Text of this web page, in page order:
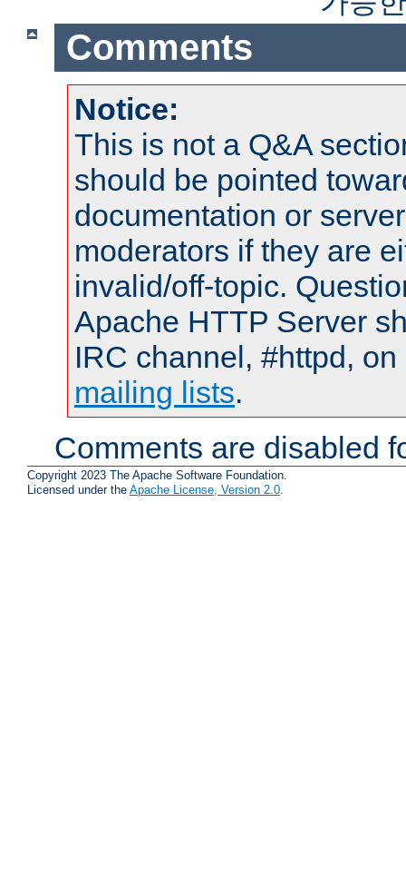
Comments
Notice:
This is not a Q&A
should be pointed
documentation or
moderators if they are
invalid/off-topic.
Apache HTTP Server
IRC channel, #httpd,
mailing lists.
Comments are disabled
Copyright 2023 The Apache Software Foundation.
Licensed under the Apache License, Version 2.0.